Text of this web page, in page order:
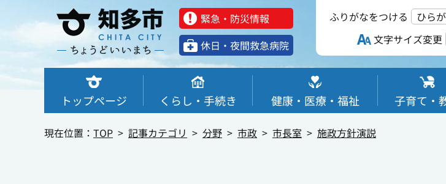
緊急・防災情報
休⽇・夜間救急病院
ふりがなをつける ひら
文字サイズ変更
トップページ くらし・手続き 健康・医療・福祉 子育て・
現在位置： TOP 記事カテゴリ 分野 市政 市長室 施政方針演説